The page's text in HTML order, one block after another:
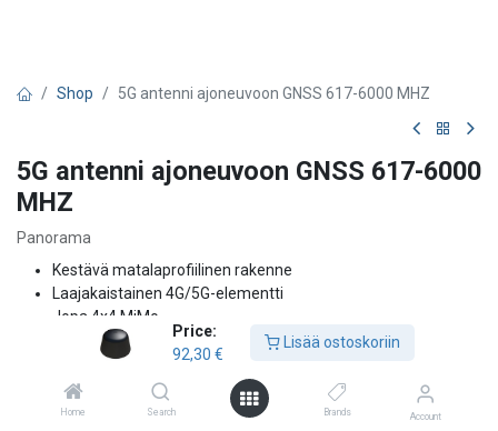
Price:
92,30 €
Lisää ostoskoriin
Home Search Brands Account
Shop 5G antenni ajoneuvoon GNSS 617-6000 MHZ
5G antenni ajoneuvoon GNSS 617-6000
MHZ
Panorama
Kestävä matalaprofiilinen rakenne
Laajakaistainen 4G/5G-elementti
Jopa 4x4 MiMo
Wi-Fi 2,4 & 4,9–7,2 GHz (Wi-Fi 6e)
Valinnainen GPS/GNSS/BeiDou -antenni
LGE-antenni on suunniteltu vaativiin olosuhteisiin, tarjoten